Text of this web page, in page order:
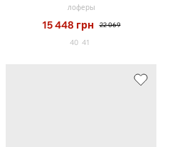
лоферы
15 448 грн 22 069
40 41